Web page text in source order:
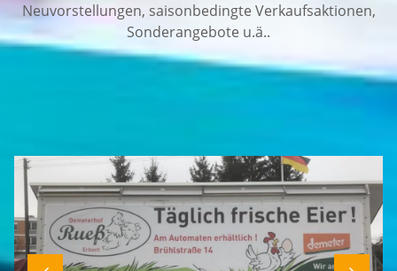
Neuvorstellungen, saisonbedingte Verkaufsaktionen,
Sonderangebote u.ä..